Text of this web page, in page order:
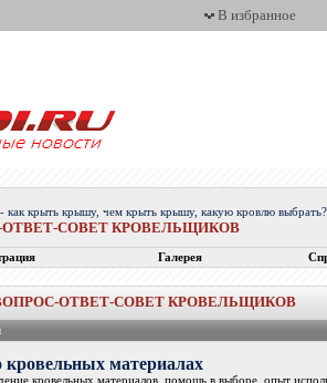
В избранное
как крыть крышу, чем крыть крышу, какую кровлю выбрать?
СОВЕТ КРОВЕЛЬЩИКОВ
Галерея
ОТВЕТ-СОВЕТ КРОВЕЛЬЩИКОВ
кровельных материалах
кровельных материалов, помощь в выборе, опыт